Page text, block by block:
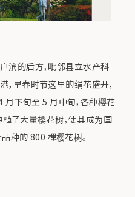
滨的后方，毗邻县立水产科
，早春时节这里的绢花盛开，
月下旬至 5 月中旬，各种樱花
了大量樱花树，使其成为国
种的 800 棵樱花树。